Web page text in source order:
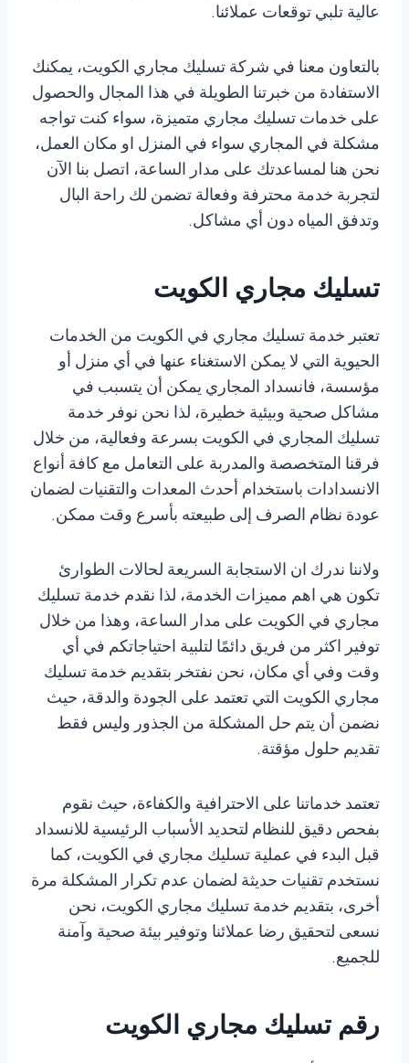
عالية تلبي توقعات عملائنا.
بالتعاون معنا في شركة تسليك مجاري الكويت، يمكنك
الاستفادة من خبرتنا الطويلة في هذا المجال والحصول
على خدمات تسليك مجاري متميزة، سواء كنت تواجه
مشكلة في المجاري سواء في المنزل او مكان العمل،
نحن هنا لمساعدتك على مدار الساعة، اتصل بنا الآن
لتجربة خدمة محترفة وفعالة تضمن لك راحة البال
وتدفق المياه دون أي مشاكل.
تسليك مجاري الكويت
تعتبر خدمة تسليك مجاري في الكويت من الخدمات
الحيوية التي لا يمكن الاستغناء عنها في أي منزل أو
مؤسسة، فانسداد المجاري يمكن أن يتسبب في
مشاكل صحية وبيئية خطيرة، لذا نحن نوفر خدمة
تسليك المجاري في الكويت بسرعة وفعالية، من خلال
فرقنا المتخصصة والمدربة على التعامل مع كافة أنواع
الانسدادات باستخدام أحدث المعدات والتقنيات لضمان
عودة نظام الصرف إلى طبيعته بأسرع وقت ممكن.
ولاننا ندرك ان الاستجابة السريعة لحالات الطوارئ
تكون هي اهم مميزات الخدمة، لذا نقدم خدمة تسليك
مجاري في الكويت على مدار الساعة، وهذا من خلال
توفير اكثر من فريق دائمًا لتلبية احتياجاتكم في أي
وقت وفي أي مكان، نحن نفتخر بتقديم خدمة تسليك
مجاري الكويت التي تعتمد على الجودة والدقة، حيث
نضمن أن يتم حل المشكلة من الجذور وليس فقط
تقديم حلول مؤقتة.
تعتمد خدماتنا على الاحترافية والكفاءة، حيث نقوم
بفحص دقيق للنظام لتحديد الأسباب الرئيسية للانسداد
قبل البدء في عملية تسليك مجاري في الكويت، كما
نستخدم تقنيات حديثة لضمان عدم تكرار المشكلة مرة
أخرى، بتقديم خدمة تسليك مجاري الكويت، نحن
نسعى لتحقيق رضا عملائنا وتوفير بيئة صحية وآمنة
للجميع.
رقم تسليك مجاري الكويت